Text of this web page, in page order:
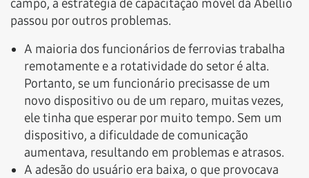
campo, a estratégia de capacitação móvel da Abellio
passou por outros problemas.
A maioria dos funcionários de ferrovias trabalha
remotamente e a rotatividade do setor é alta.
Portanto, se um funcionário precisasse de um
novo dispositivo ou de um reparo, muitas vezes,
ele tinha que esperar por muito tempo. Sem um
dispositivo, a dificuldade de comunicação
aumentava, resultando em problemas e atrasos.
A adesão do usuário era baixa, o que provocava